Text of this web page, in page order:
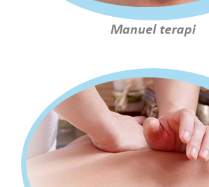
Manuel terapi